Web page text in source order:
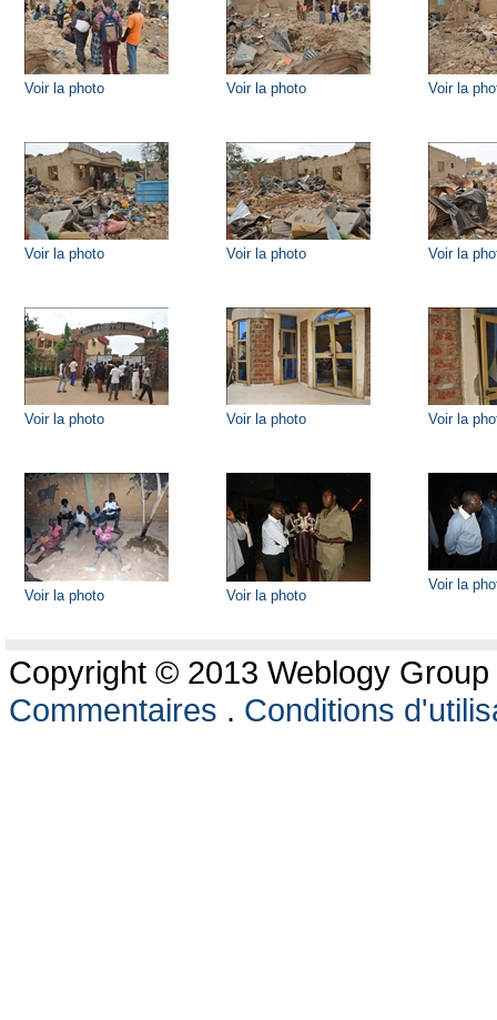
Voir la photo Voir la photo Voir la
Voir la photo Voir la photo Voir la
Voir la photo Voir la photo Voir la
Voir la photo Voir la photo
Voir la
Copyright © 2013 Weblogy
Commentaires . Conditions